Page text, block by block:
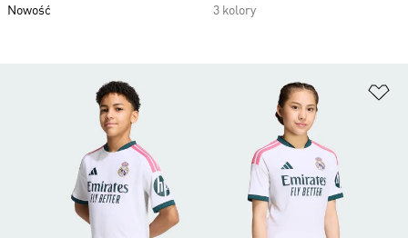
Nowość
3 kolory